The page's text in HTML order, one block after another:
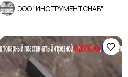
ООО "ИНСТРУМЕНТСНАБ"